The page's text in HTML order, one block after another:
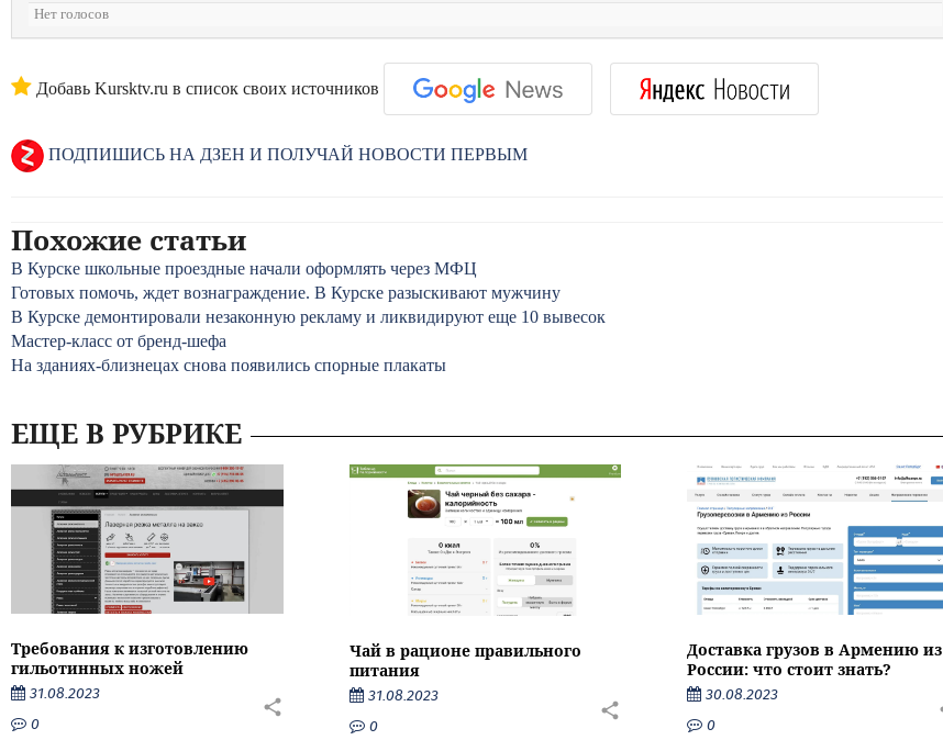
Нет голосов
Добавь Kursktv.ru в список своих источников
ПОДПИШИСЬ НА ДЗЕН И ПОЛУЧАЙ НОВОСТИ ПЕРВЫМ
Похожие статьи
В Курске школьные проездные начали оформлять через МФЦ
Готовых помочь, ждет вознаграждение. В Курске разыскивают мужчину
В Курске демонтировали незаконную рекламу и ликвидируют еще 10 вывесок
Мастер-класс от бренд-шефа
На зданиях-близнецах снова появились спорные плакаты
ЕЩЕ В РУБРИКЕ
Требования к изготовлению
гильотинных ножей
31.08.2023
0
Чай в рационе правильного
питания
31.08.2023
0
Доставка грузов в Армению из
России: что стоит знать?
30.08.2023
0